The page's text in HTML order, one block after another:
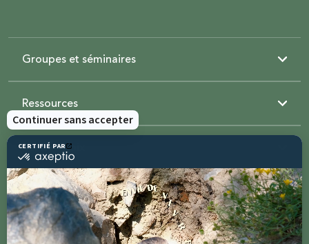
Groupes et séminaires
Ressources
Sainte-Croix
Contactez-nous